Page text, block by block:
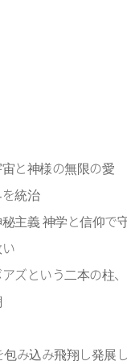
と神様の無限の愛
統治
主義 神学と信仰で
ズという二本の柱
包み込み飛翔し発展